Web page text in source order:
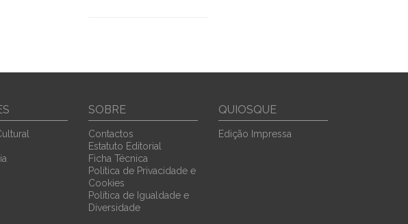
SOBRE
Contactos
Estatuto Editorial
Ficha Técnica
Política de Privacidade e
Cookies
Política de Igualdade e
Diversidade
QUIOSQUE
Edição Impressa